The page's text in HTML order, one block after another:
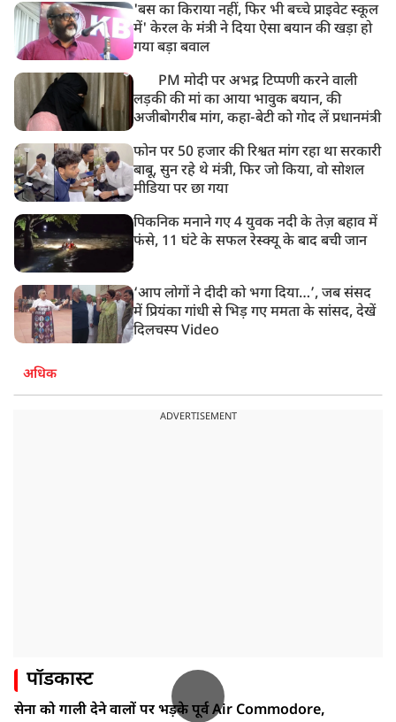
'बस का किराया नहीं, फिर भी बच्चे प्राइवेट स्कूल
में' केरल के मंत्री ने दिया ऐसा बयान की खड़ा हो
गया बड़ा बवाल
PM मोदी पर अभद्र टिप्पणी करने वाली
लड़की की मां का आया भावुक बयान, की
अजीबोगरीब मांग, कहा-बेटी को गोद लें प्रधानमंत्री
फोन पर 50 हजार की रिश्वत मांग रहा था सरकारी
बाबू, सुन रहे थे मंत्री, फिर जो किया, वो सोशल
मीडिया पर छा गया
पिकनिक मनाने गए 4 युवक नदी के तेज़ बहाव में
फंसे, 11 घंटे के सफल रेस्क्यू के बाद बची जान
‘आप लोगों ने दीदी को भगा दिया…’, जब संसद
में प्रियंका गांधी से भिड़ गए ममता के सांसद, देखें
दिलचस्प Video
अधिक
ADVERTISEMENT
पॉडकास्ट
सेना को गाली देने वालों पर भड़के पूर्व Air Commodore,